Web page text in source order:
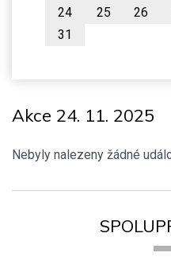
24
25 26
31
Akce 24. 11. 2025
Nebyly nalezeny žádné